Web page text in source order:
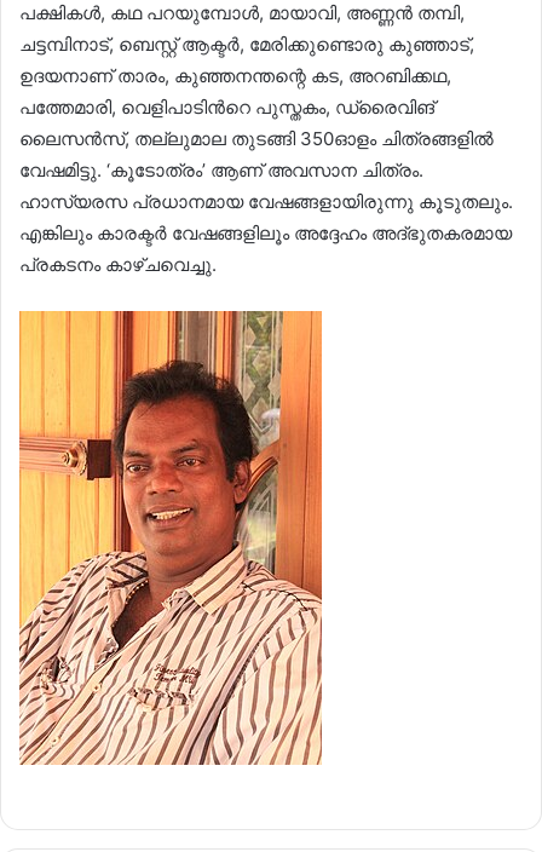
പക്ഷികൾ, കഥ പറയുമ്പോൾ, മായാവി, അണ്ണൻ തമ്പി,
ചട്ടമ്പിനാട്​, ബെസ്റ്റ്​ ആക്ടർ, മേരിക്കുണ്ടൊരു കുഞ്ഞാട്​,
ഉദയനാണ്​ താരം, കുഞ്ഞനന്തന്റെ കട, അറബിക്കഥ,
പത്തേമാരി, വെളിപാടിന്‍റെ പുസ്തകം, ഡ്രൈവിങ്
ലൈസൻസ്, തല്ലുമാല തുടങ്ങി​ 350ഓളം ചിത്രങ്ങളിൽ
വേഷമിട്ടു. ‘കൂടോത്രം’ ആണ്​ അവസാന ചിത്രം.
ഹാസ്യരസ പ്രധാനമായ വേഷങ്ങളായിരുന്നു കൂടുതലും.
എങ്കിലും കാരക്ടർ വേഷങ്ങളിലൂം അദ്ദേഹം അദ്​ഭുതകരമായ
പ്രകടനം കാഴ്ചവെച്ചു.